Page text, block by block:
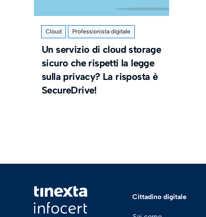
Cloud Professionista digitale
Un servizio di cloud storage
sicuro che rispetti la legge
sulla privacy? La risposta è
SecureDrive!
Cittadino digitale